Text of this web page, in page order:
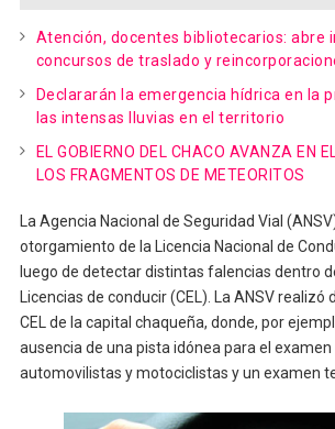
Atención, docentes bibliotecarios: abre
concursos de traslado y
Declararán la emergencia hídrica en la
las intensas lluvias en el territorio
EL GOBIERNO DEL CHACO AVANZA EN
LOS FRAGMENTOS DE METEORITOS
La Agencia Nacional de Seguridad Vial
otorgamiento de la Licencia Nacional de
luego de detectar distintas falencias dentro
Licencias de conducir (CEL). La ANSV realizó
CEL de la capital chaqueña, donde, por
ausencia de una pista idónea para el
automovilistas y motociclistas y un examen